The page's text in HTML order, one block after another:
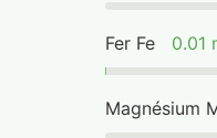
Fer Fe 0.01
Magnésium